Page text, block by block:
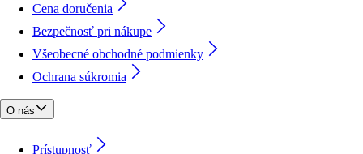
Cena doručenia
Bezpečnosť pri nákupe
Všeobecné obchodné podmienky
Ochrana súkromia
O nás
Prístupnosť